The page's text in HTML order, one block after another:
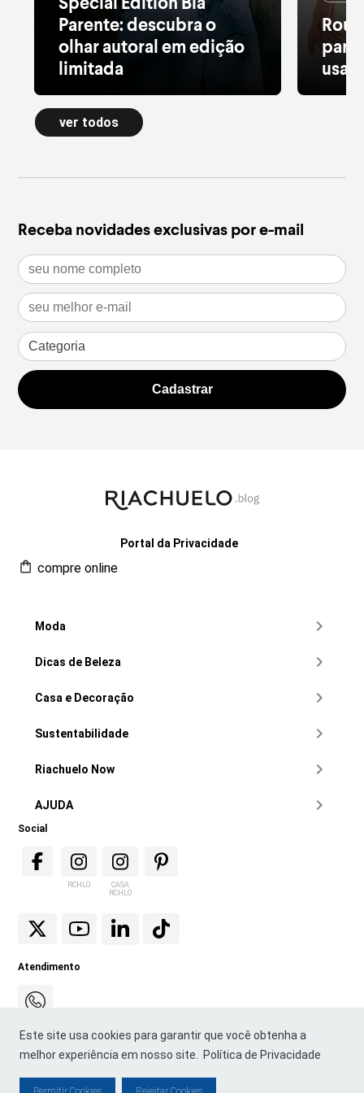
Este site usa cookies para garantir que você obtenha a
melhor experiência em nosso site. Política de Privacidade
Parente: descubra o
olhar autoral em edição
limitada
Alfaiataria leve, tule estampado, pied
de poule e acessórios com pedras
naturais dão forma à nova Special
Edition
para
usar
ver todos
Receba novidades exclusivas por e-mail
Portal da Privacidade
compre online
Moda
Dicas de Beleza
Casa e Decoração
Sustentabilidade
Riachuelo Now
AJUDA
Social
RCHLO
CASA
RCHLO
Atendimento